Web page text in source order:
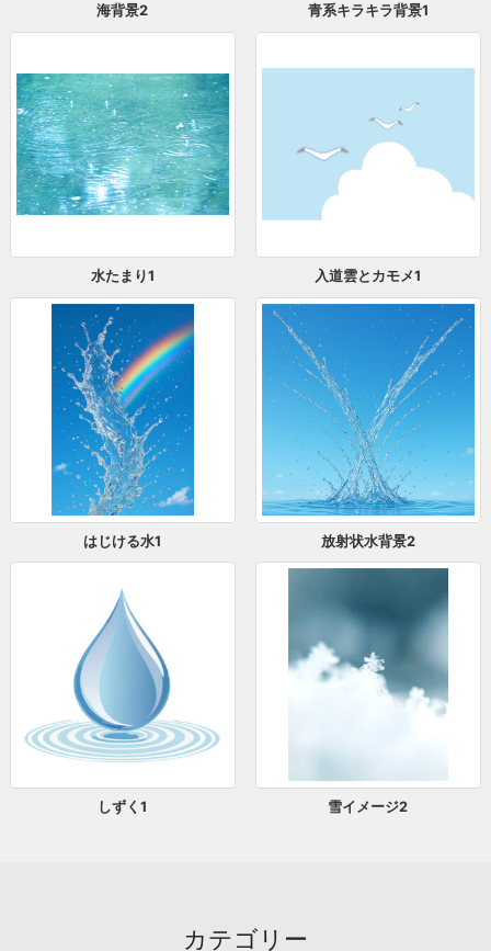
海背景2 青系キラキラ背景1
水たまり1 入道雲とカモメ1
はじける水1 放射状水背景2
しずく1 雪イメージ2
カテゴリー